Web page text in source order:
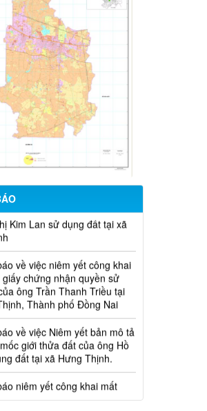
về việc niêm yết công khai
giấy chứng nhận quyền sử
Nguyễn Thị Nguyệt Quới địa
xã Hưng Thịnh, Thành phố
về việc nêm yết bản mô tả
giới thửa đất của bà
Kim Lan sử dụng đất tại xã
về việc niêm yết công khai
chứng nhận quyền sử
ông Trần Thanh Triều tại
Thành phố Đồng Nai
về việc Niêm yết bản mô tả
giới thửa đất của ông Hồ
đất tại xã Hưng Thịnh.
niêm yết công khai mất
của bà Lê Thị Thanh
về việc Niêm yết bản mô tả
giới thửa đất của ông
Ngân Tâm, sử dụng đất tại
lịch tiếp công dân của Chủ
xã tháng 08/2026
về việc ban hành chương
động toàn khóa của Hội
dân xã Hưng Thịnh khóa
kỳ 2026 - 2031
đăng: 31/07/2026
19 | lượt tải:9